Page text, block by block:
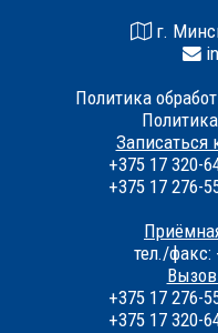
г.
Политика
Записаться
+375 17 320-
+375 17 276-
тел./факс:
+375 17 276-
+375 17 320-